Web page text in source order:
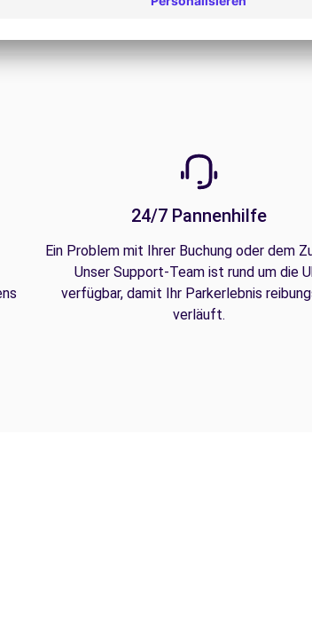
24/7 Pannenhilfe
Ein Problem mit Ihrer Buchung oder dem
Unser Support-Team ist rund um die
verfügbar, damit Ihr Parkerlebnis
verläuft.